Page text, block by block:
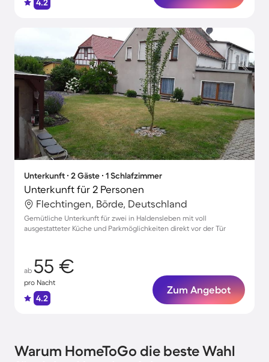
4.2
Unterkunft ∙ 2 Gäste ∙ 1 Schlafzimmer
Unterkunft für 2 Personen
Flechtingen, Börde, Deutschland
Gemütliche Unterkunft für zwei in Haldensleben mit voll
ausgestatteter Küche und Parkmöglichkeiten direkt vor der Tür
ab 55 €
pro Nacht
4.2
Zum Angebot
Warum HomeToGo die beste Wahl